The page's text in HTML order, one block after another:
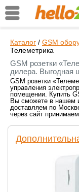
Каталог / GSM
Телеметрика
GSM розетки
дилера. Выгодная
GSM розетки
управления
помещении. Купить
Вы сможете в нашем
доставляем по
через сайт